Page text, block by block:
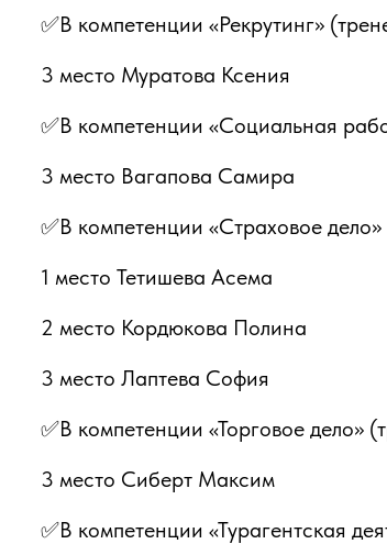
✅В компетенции «Рекрутинг»
3 место Муратова Ксения
✅В компетенции «Социальная
3 место Вагапова Самира
✅В компетенции «Страховое
1 место Тетишева Асема
2 место Кордюкова Полина
3 место Лаптева София
✅В компетенции «Торговое
3 место Сиберт Максим
✅В компетенции «Турагентская